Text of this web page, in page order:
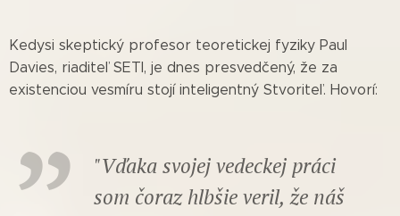
Kedysi skeptický profesor teoretickej fyziky Paul
Davies, riaditeľ SETI, je dnes presvedčený, že za
existenciou vesmíru stojí inteligentný Stvoriteľ. Hovorí:
"Vďaka svojej vedeckej práci
som čoraz hlbšie veril, že náš